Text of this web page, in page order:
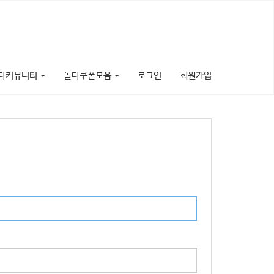
커뮤니티 놀다쿠폰모음 로그인 회원가입